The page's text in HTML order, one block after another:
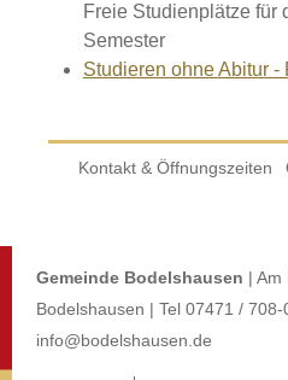
Freie Studienplätze für
Semester
Studieren ohne Abitur
Kontakt & Öffnungszeiten
Gemeinde Bodelshausen | Am
Bodelshausen | Tel 07471 /
info@bodelshausen.de